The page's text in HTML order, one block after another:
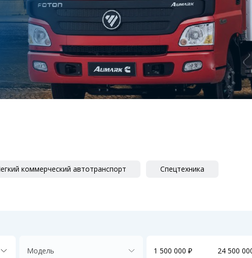
коммерческий автотранспорт Спецтехника
Модель